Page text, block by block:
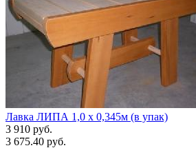
Лавка ЛИПА 1,0 х 0,345м (в упак)
3 910 руб.
3 675.40 руб.